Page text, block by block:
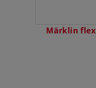
Märklin